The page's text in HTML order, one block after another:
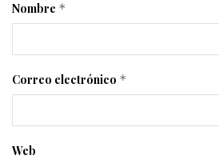
Nombre *
Correo electrónico *
Web